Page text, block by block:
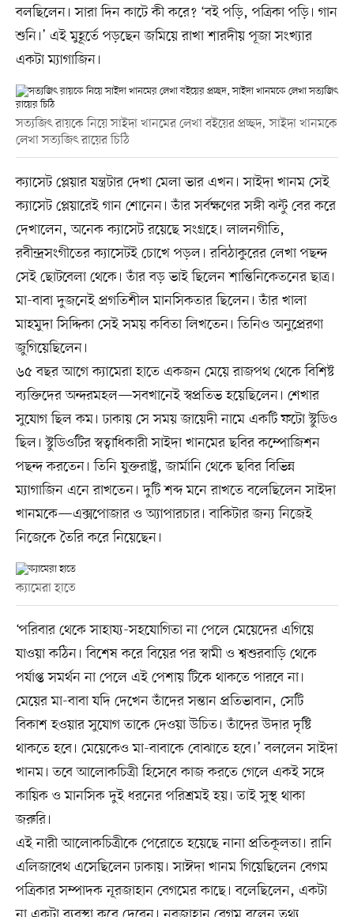
বলছিলেন। সারা দিন কাটে কী করে? ‘বই পড়ি, পত্রিকা পড়ি। গান
শুনি।’ এই মুহূর্তে পড়ছেন জমিয়ে রাখা শারদীয় পূজা সংখ্যার
একটা ম্যাগাজিন।
সত্যজিৎ​ রায়কে নিয়ে সাইদা খানমের লেখা ব​ইয়ের প্রচ্ছদ, সাইদা খানমকে
লেখা সত্যজিৎ​ রায়ের চিঠি
ক্যাসেট প্লেয়ার যন্ত্রটার দেখা মেলা ভার এখন। সাইদা খানম সেই
ক্যাসেট প্লেয়ারেই গান শোনেন। তাঁর সর্বক্ষণের সঙ্গী ঝন্টু বের করে
দেখালেন, অনেক ক্যাসেট রয়েছে সংগ্রহে। লালনগীতি,
রবীন্দ্রসংগীতের ক্যাসেটই চোখে পড়ল। রবিঠাকুরের লেখা পছন্দ
সেই ছোটবেলা থেকে। তাঁর বড় ভাই ছিলেন শান্তিনিকেতনের ছাত্র।
মা-বাবা দুজনেই প্রগতিশীল মানসিকতার ছিলেন। তাঁর খালা
মাহমুদা সিদ্দিকা সেই সময় কবিতা লিখতেন। তিনিও অনুপ্রেরণা
জুগিয়েছিলেন।
৬৫ বছর আগে ক্যামেরা হাতে একজন মেয়ে রাজপথ থেকে বিশিষ্ট
ব্যক্তিদের অন্দরমহল—সবখানেই স্বপ্রতিভ হয়েছিলেন। শেখার
সুযোগ ছিল কম। ঢাকায় সে সময় জায়েদী নামে একটি ফটো স্টুডিও
ছিল। স্টুডিওটির স্বত্বাধিকারী সাইদা খানমের ছবির কম্পোজিশন
পছন্দ করতেন। তিনি যুক্তরাষ্ট্র, জার্মানি থেকে ছবির বিভিন্ন
ম্যাগাজিন এনে রাখতেন। দুটি শব্দ মনে রাখতে বলেছিলেন সাইদা
খানমকে—এক্সপোজার ও অ্যাপারচার। বাকিটার জন্য নিজেই
নিজেকে তৈরি করে নিয়েছেন।
ক্যামেরা হাতে
‘পরিবার থেকে সাহায্য-সহযোগিতা না পেলে মেয়েদের এগিয়ে
যাওয়া কঠিন। বিশেষ করে বিয়ের পর স্বামী ও শ্বশুরবাড়ি থেকে
পর্যাপ্ত সমর্থন না পেলে এই পেশায় টিকে থাকতে পারবে না।
মেয়ের মা-বাবা যদি দেখেন তাঁদের সন্তান প্রতিভাবান, সেটি
বিকাশ হওয়ার সুযোগ তাকে দেওয়া উচিত। তাঁদের উদার দৃষ্টি
থাকতে হবে। মেয়েকেও মা-বাবাকে বোঝাতে হবে।’ বললেন সাইদা
খানম। তবে আলোকচিত্রী হিসেবে কাজ করতে গেলে একই সঙ্গে
কায়িক ও মানসিক দুই ধরনের পরিশ্রমই হয়। তাই সুস্থ থাকা
জরুরি।
এই নারী আলোকচিত্রীকে পেরোতে হয়েছে নানা প্রতিকূলতা। রানি
এলিজাবেথ এসেছিলেন ঢাকায়। সাঈদা খানম গিয়েছিলেন বেগম
পত্রিকার সম্পাদক নূরজাহান বেগমের কাছে। বলেছিলেন, একটা